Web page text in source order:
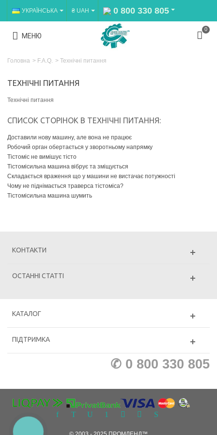
УКРАЇНСЬКА ₴ UAH 0 800 330 805
МЕНЮ
0
Головна > F.A.Q. > Технічні питання
ТЕХНІЧНІ ПИТАННЯ
Технічні питання
СПИСОК СТОРІНОК В ТЕХНІЧНІ ПИТАННЯ:
Доставили нову машину, але вона не працює
Робочий орган обертається у зворотньому напрямку
Тістоміс не вимішує тісто
Тістомісильна машина вібрує та зміщується
Складається враження що у машини не вистачає потужності
Чому не піднімається траверса тістоміса?
Тістомісильна машина шумить
КОНТАКТИ
ОСТАННІ СТАТТІ
КАТАЛОГ
ПІДТРИМКА
✆ 0 800 330 805